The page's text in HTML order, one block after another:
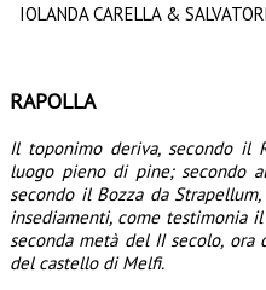
IOLANDA CARELLA &
RAPOLLA
Il toponimo deriva, secondo il
luogo pieno di pine; secondo
secondo il Bozza da
insediamenti, come testimonia
seconda metà del II secolo, ora
del castello di Melfi.